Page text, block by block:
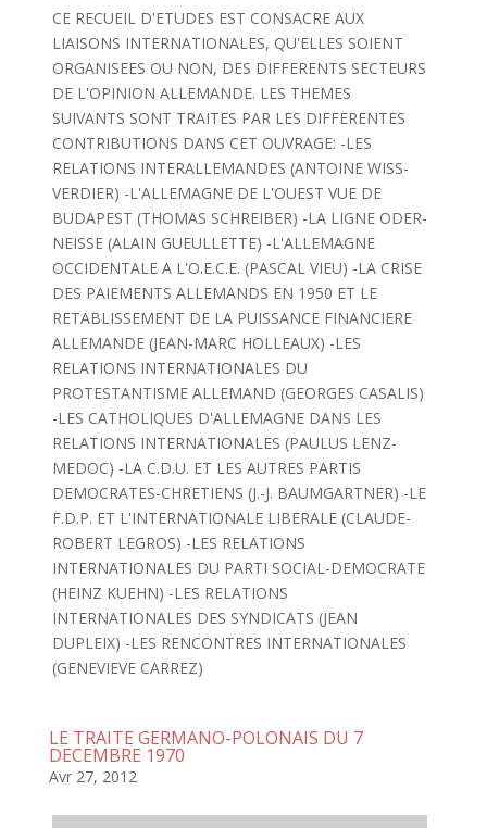
CE RECUEIL D'ETUDES EST CONSACRE AUX
LIAISONS INTERNATIONALES, QU'ELLES SOIENT
ORGANISEES OU NON, DES DIFFERENTS SECTEURS
DE L'OPINION ALLEMANDE. LES THEMES
SUIVANTS SONT TRAITES PAR LES DIFFERENTES
CONTRIBUTIONS DANS CET OUVRAGE: -LES
RELATIONS INTERALLEMANDES (ANTOINE WISS-
VERDIER) -L'ALLEMAGNE DE L'OUEST VUE DE
BUDAPEST (THOMAS SCHREIBER) -LA LIGNE ODER-
NEISSE (ALAIN GUEULLETTE) -L'ALLEMAGNE
OCCIDENTALE A L'O.E.C.E. (PASCAL VIEU) -LA CRISE
DES PAIEMENTS ALLEMANDS EN 1950 ET LE
RETABLISSEMENT DE LA PUISSANCE FINANCIERE
ALLEMANDE (JEAN-MARC HOLLEAUX) -LES
RELATIONS INTERNATIONALES DU
PROTESTANTISME ALLEMAND (GEORGES CASALIS)
-LES CATHOLIQUES D'ALLEMAGNE DANS LES
RELATIONS INTERNATIONALES (PAULUS LENZ-
MEDOC) -LA C.D.U. ET LES AUTRES PARTIS
DEMOCRATES-CHRETIENS (J.-J. BAUMGARTNER) -LE
F.D.P. ET L'INTERNATIONALE LIBERALE (CLAUDE-
ROBERT LEGROS) -LES RELATIONS
INTERNATIONALES DU PARTI SOCIAL-DEMOCRATE
(HEINZ KUEHN) -LES RELATIONS
INTERNATIONALES DES SYNDICATS (JEAN
DUPLEIX) -LES RENCONTRES INTERNATIONALES
(GENEVIEVE CARREZ)
LE TRAITE GERMANO-POLONAIS DU 7
DECEMBRE 1970
Avr 27, 2012